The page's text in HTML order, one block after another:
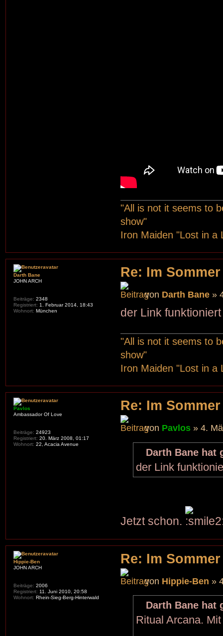
"All is not it seems to
show"
Iron Maiden "Lost in a
Re: Im
von Darth Bane »
der Link
"All is not it seems to
show"
Iron Maiden "Lost in a
Darth Bane
JOHN ARCH
Beiträge: 2348
Registriert: 1. Februar 2014, 18:43
Wohnort: München
Re: Im
von Pavlos » 4.
Darth Bane hat
der Link
Jetzt schon.
Pavlos
Ambassador Of Love
Beiträge: 24923
Registriert: 20. März 2008, 01:17
Wohnort: 22, Acacia Avenue
Re: Im
von Hippie-Ben »
Darth Bane hat
Ritual Arcana.
Hippie-Ben
JOHN ARCH
Beiträge: 2006
Registriert: 11. Juni 2010, 20:58
Wohnort: Rhein-Sieg-Berg-Hinterwald